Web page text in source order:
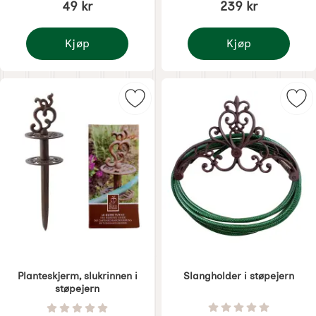
49 kr
Kjøp
Smedde spiker
239 kr
Kjøp
Rettlinje støpejern
Planteskjerm, slukrinnen i
støpejern
Varenummer 1726Vurdering: 0 Stjerne av 5
Merk planteskjerm, slukrinnen i
Slangholder i støpejern
Varenummer 1727Vurdering: 0